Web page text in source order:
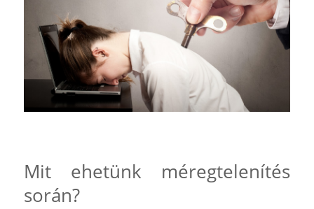
Mit ehetünk méregtelenítés
során?